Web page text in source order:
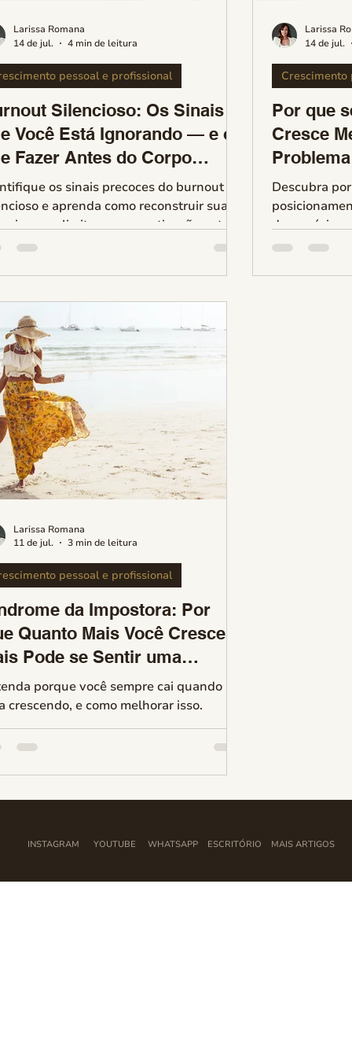
Silencioso: Os Sinais
Você Está Ignorando — e o
Fazer Antes do Corpo
a Conta
os sinais precoces do burnout
e aprenda como reconstruir sua
seus limites e sua motivação antes
o corpo mande a conta.
pessoal e profissional
Larissa Romana
14 de jul.
4 min de leitura
Por que
Cresce
Descubra
de negócio
mercado
Crescimento
Larissa
14 de jul.
da Impostora: Por
Quanto Mais Você Cresce,
Pode se Sentir uma
porque você sempre cai quando
crescendo, e como melhorar isso.
pessoal e profissional
Larissa Romana
11 de jul.
3 min de leitura
INSTAGRAM YOUTUBE WHATSAPP ESCRITÓRIO MAIS ARTIGOS